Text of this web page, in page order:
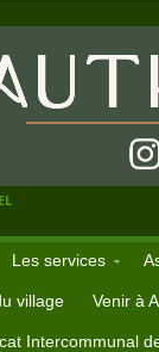
Les services
village Venir à
Intercommunal